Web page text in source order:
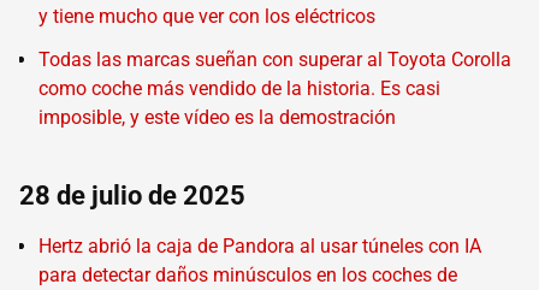
y tiene mucho que ver con los eléctricos
Todas las marcas sueñan con superar al Toyota Corolla
como coche más vendido de la historia. Es casi
imposible, y este vídeo es la demostración
28 de julio de 2025
Hertz abrió la caja de Pandora al usar túneles con IA
para detectar daños minúsculos en los coches de